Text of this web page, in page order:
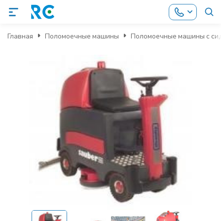
Главная Поломоечные машины Поломоечные машины с